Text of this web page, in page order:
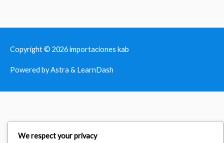
Copyright © 2026importaciones kab
Powered by Astra & LearnDash
We respect your privacy